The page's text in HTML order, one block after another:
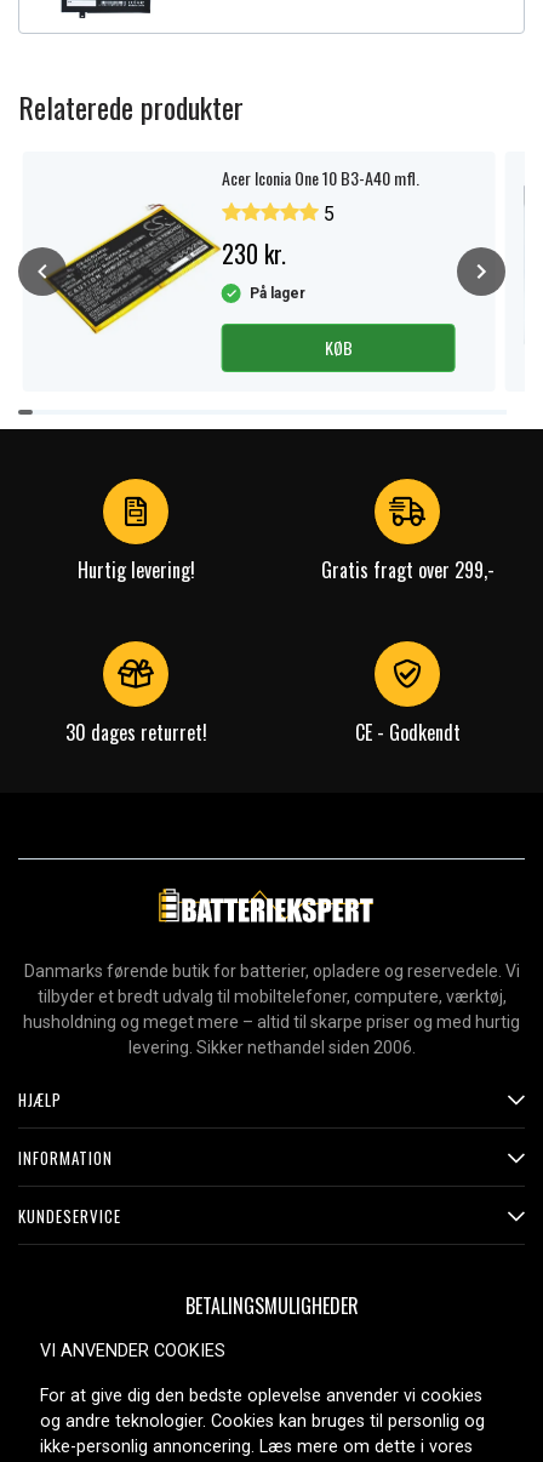
Relaterede produkter
Acer Iconia One 10 B3-A40 mfl.
5
230 kr.
På lager
KØB
Item
1
Hurtig levering! Gratis fragt over 299,-
30 dages returret! CE - Godkendt
Danmarks førende butik for batterier, opladere og reservedele. Vi
tilbyder et bredt udvalg til mobiltelefoner, computere, værktøj,
husholdning og meget mere – altid til skarpe priser og med hurtig
levering. Sikker nethandel siden 2006.
HJÆLP
INFORMATION
KUNDESERVICE
BETALINGSMULIGHEDER
LEVERINGSMULIGHEDER
VI ANVENDER COOKIES
For at give dig den bedste oplevelse anvender vi cookies
og andre teknologier. Cookies kan bruges til personlig og
ikke-personlig annoncering. Læs mere om dette i vores